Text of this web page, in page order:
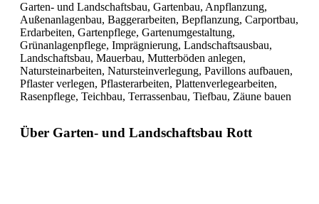
Garten- und Landschaftsbau, Gartenbau, Anpflanzung,
Außenanlagenbau, Baggerarbeiten, Bepflanzung, Carportbau,
Erdarbeiten, Gartenpflege, Gartenumgestaltung,
Grünanlagenpflege, Imprägnierung, Landschaftsausbau,
Landschaftsbau, Mauerbau, Mutterböden anlegen,
Natursteinarbeiten, Natursteinverlegung, Pavillons aufbauen,
Pflaster verlegen, Pflasterarbeiten, Plattenverlegearbeiten,
Rasenpflege, Teichbau, Terrassenbau, Tiefbau, Zäune bauen
Über Garten- und Landschaftsbau Rott